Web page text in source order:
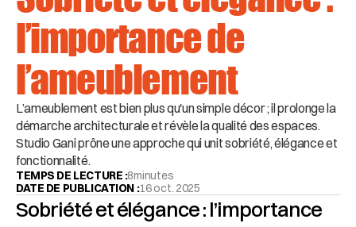
l’importance de
l’ameublement
L’ameublement est bien plus qu'un simple décor ; il prolonge la
démarche architecturale et révèle la qualité des espaces.
Studio Gani prône une approche qui unit sobriété, élégance et
fonctionnalité.
TEMPS DE LECTURE :8minutes
DATE DE PUBLICATION :16 oct. 2025
Sobriété et élégance : l’importance